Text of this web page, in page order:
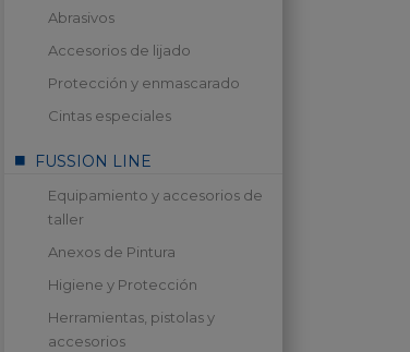
Abrasivos
Accesorios de lijado
Protección y enmascarado
Cintas especiales
FUSSION LINE
Equipamiento y accesorios de
taller
Anexos de Pintura
Higiene y Protección
Herramientas, pistolas y
accesorios